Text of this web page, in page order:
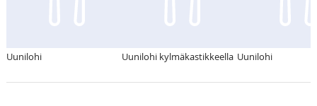
Uunilohi Uunilohi kylmäkastikkeella Uunilohi